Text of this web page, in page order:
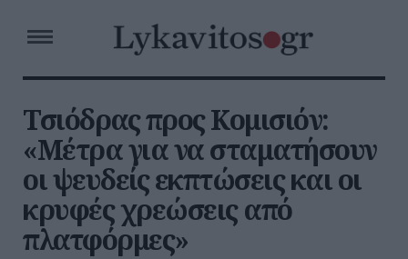
Τσιόδρας προς Κομισιόν:
«Μέτρα για να σταματήσουν
οι ψευδείς εκπτώσεις και οι
κρυφές χρεώσεις από
πλατφόρμες»